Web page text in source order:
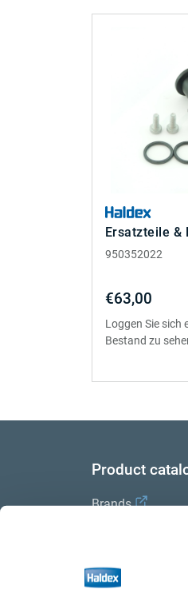
Ersatzteile &
950352022
€63,00
Loggen Sie sich
Bestand zu
Product
Brands
Trailer
General terms
sale